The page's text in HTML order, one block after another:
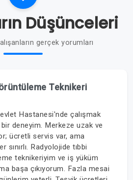
Düşünceleri
gerçek yorumları
Teknikeri
Hastanesi'nde çalışmak
deneyim. Merkeze uzak ve
ücretli servis var, ama
sınırlı. Radyolojide tıbbi
teknikeriyim ve iş yüküm
başa çıkıyorum. Fazla mesai